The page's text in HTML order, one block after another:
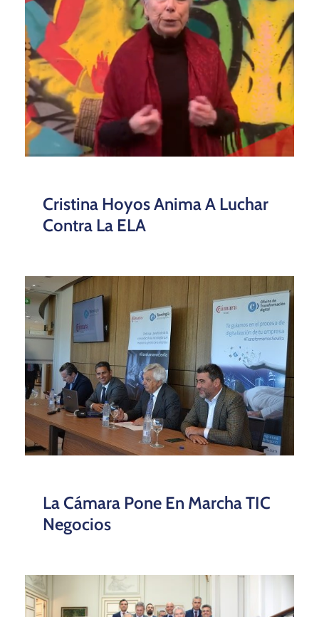
Cristina Hoyos Anima A Luchar
Contra La ELA
La Cámara Pone En Marcha TIC
Negocios